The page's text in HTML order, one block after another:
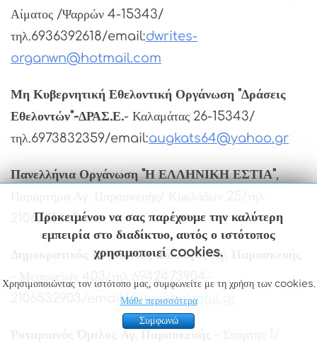
Αίματος /Ψαρρών 4-15343/
τηλ.6936392618/email:dwrites-
organwn@hotmail.com
Μη Κυβερνητική Εθελοντική Οργάνωση "Δράσεις
Εθελοντών"-ΔΡΑΣ.Ε.- Καλαμάτας 26-15343/
τηλ.6973832359/email:augkats64@yahoo.gr
Πανελλήνια Οργάνωση "Η ΕΛΛΗΝΙΚΗ ΕΣΤΙΑ",
2106521462
Δημοκρατικός Γυναικείος Σύλλογος Αγ. Παρασκευής
2106532903/email:lolim@hotmail.gr
Προκειμένου να σας παρέχουμε την καλύτερη
εμπειρία στο διαδίκτυο, αυτός ο ιστότοπος
χρησιμοποιεί cookies.
Χρησιμοποιώντας τον ιστότοπο μας, συμφωνείτε με τη χρήση των cookies.
Μάθε περισσότερα
Συμφωνώ